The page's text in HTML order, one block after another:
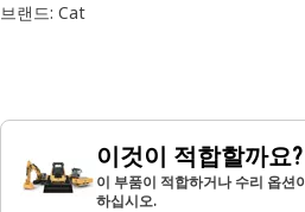
브랜드: Cat
이것이 적합할까요?
이 부품이 적합하거나 수리 옵션
하십시오.